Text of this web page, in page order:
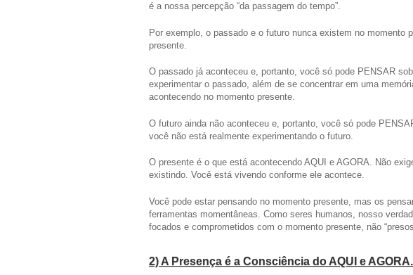
é a nossa percepção “da passagem do tempo”.
Por exemplo, o passado e o futuro nunca existem no momento
presente.
O passado já aconteceu e, portanto, você só pode PENSAR
experimentar o passado, além de se concentrar em uma
acontecendo no momento presente.
O futuro ainda não aconteceu e, portanto, você só pode
você não está realmente experimentando o futuro.
O presente é o que está acontecendo AQUI e AGORA. Não
existindo. Você está vivendo conforme ele acontece.
Você pode estar pensando no momento presente, mas os
ferramentas momentâneas. Como seres humanos, nosso
focados e comprometidos com o momento presente, não
2) A Presença é a Consciência do AQUI e AGORA.